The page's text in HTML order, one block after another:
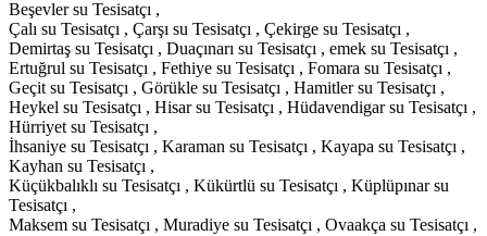
Beşevler su Tesisatçı ,
Çalı su Tesisatçı , Çarşı su Tesisatçı , Çekirge su Tesisatçı ,
Demirtaş su Tesisatçı , Duaçınarı su Tesisatçı , emek su Tesisatçı ,
Ertuğrul su Tesisatçı , Fethiye su Tesisatçı , Fomara su Tesisatçı ,
Geçit su Tesisatçı , Görükle su Tesisatçı , Hamitler su Tesisatçı ,
Heykel su Tesisatçı , Hisar su Tesisatçı , Hüdavendigar su Tesisatçı ,
Hürriyet su Tesisatçı ,
İhsaniye su Tesisatçı , Karaman su Tesisatçı , Kayapa su Tesisatçı ,
Kayhan su Tesisatçı ,
Küçükbalıklı su Tesisatçı , Kükürtlü su Tesisatçı , Küplüpınar su
Tesisatçı ,
Maksem su Tesisatçı , Muradiye su Tesisatçı , Ovaakça su Tesisatçı ,